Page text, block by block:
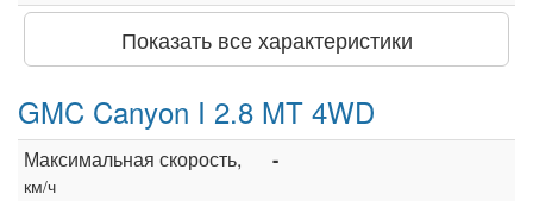
Показать все характеристики
GMC Canyon I 2.8 MT 4WD
Максимальная скорость,
км/ч
-